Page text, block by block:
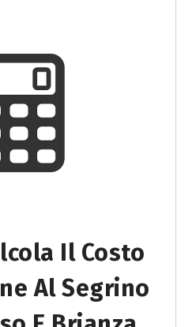
Il Costo
Al Segrino